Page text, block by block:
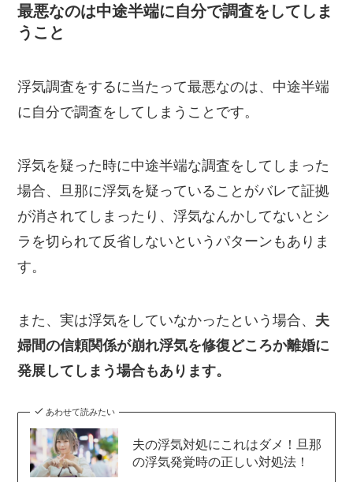
最悪なのは中途半端に自分で調査をしてしま
うこと
浮気調査をするに当たって最悪なのは、中途半端
に自分で調査をしてしまうことです。
浮気を疑った時に中途半端な調査をしてしまった
場合、旦那に浮気を疑っていることがバレて証拠
が消されてしまったり、浮気なんかしてないとシ
ラを切られて反省しないというパターンもありま
す。
また、実は浮気をしていなかったという場合、 夫
婦間の信頼関係が崩れ浮気を修復どころか離婚に
発展してしまう場合もあります。
あわせて読みたい
夫の浮気対処にこれはダメ！旦那
の浮気発覚時の正しい対処法！